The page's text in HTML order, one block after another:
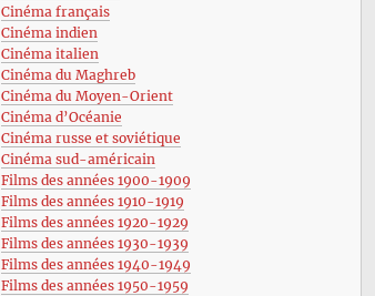
Cinéma français
Cinéma indien
Cinéma italien
Cinéma du Maghreb
Cinéma du Moyen-Orient
Cinéma d’Océanie
Cinéma russe et soviétique
Cinéma sud-américain
Films des années 1900-1909
Films des années 1910-1919
Films des années 1920-1929
Films des années 1930-1939
Films des années 1940-1949
Films des années 1950-1959